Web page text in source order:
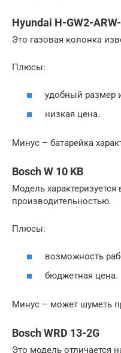
Hyundai H-GW2-
Это газовая колонка
Плюсы:
удобный размер
низкая цена.
Минус – батарейка
Bosch W 10 KB
Модель
производительностью.
Плюсы:
возможность
бюджетная цена.
Минус – может шуметь
Bosch WRD 13-2G
Это модель отличается